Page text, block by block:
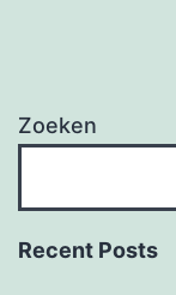
Zoeken
Recent Posts